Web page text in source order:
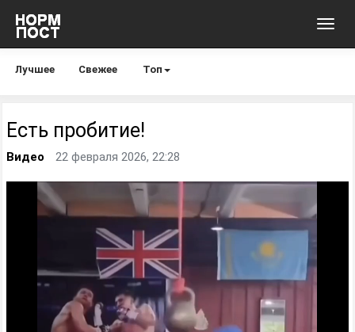
Лучшее Свежее Топ
Есть пробитие!
Видео 22 февраля 2026, 22:28